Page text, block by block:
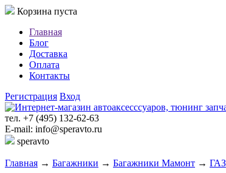
Корзина пуста
Главная
Блог
Доставка
Оплата
Контакты
Регистрация Вход
тел. +7 (495) 132-62-63
E-mail: info@speravto.ru
speravto
Главная → Багажники → Багажники Мамонт → ГАЗ